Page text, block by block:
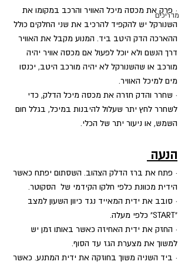
מדריכים
· פרק את מכסה מיכל האוויר והרכב במקומו את
השנורקל יש להקפיד להרכיב את שני החלקים כולל
ההארכה הדק היטב ביד. המנוע מקבל את האוויר
דרך הנשם ולא יוכל לפעול אם מכסה אוויר יהיה
מורכב או שהשנורקל לא יהיה מורכב היטב, יכנסו
מים למיכל האוויר.
· שחרר והדק חזרה את מכסה מיכל הדלק, כדי
לשחרר לחץ יתר שעלול להיבנות במיכל, בגלל חום
השמש, או ניעור יתר של הכלי.
הנעה
· פתח את ברז הדלק הצהוב. השסתום יפתח כאשר
הידית מכוונת כלפי חלקו הקידמי של  הסקוטר.
· סובב את ידית המאייד נגד כיוון השעון למצב
"START" כלפי מעלה.
· החזק את ידית האחיזה כאשר באותו זמן יש
למשוך את מצערת הגז עד הסוף.
· ביד השניה משוך בחוזקה את ידית המתנע. כאשר